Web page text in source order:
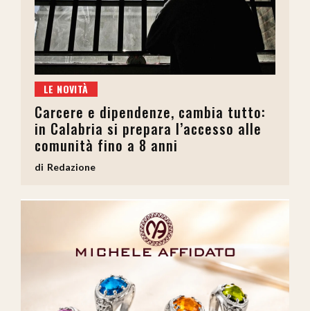
LE NOVITÀ
Carcere e dipendenze, cambia tutto:
in Calabria si prepara l’accesso alle
comunità fino a 8 anni
Redazione